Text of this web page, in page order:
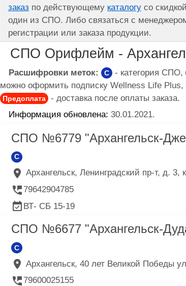
заказ по действующему каталогу со
один из СПО. Либо связаться с
регистрации или заказа продукции.
СПО Орифлейм -
Расшифровки меток: C - категория СПО,
можно оформить подписку Wellness Life Plus,
Предоплата
- доставка после оплаты заказа.
Информация обновлена: 30.01.2021.
СПО №6779 "Архангельск-
C
Архангельск, Ленинградский пр-т, д. 3,
79642904785
ВТ- CБ 15-19
СПО №6677 "Архангельск-
C
Архангельск, 40 лет Великой Победы
79600025155